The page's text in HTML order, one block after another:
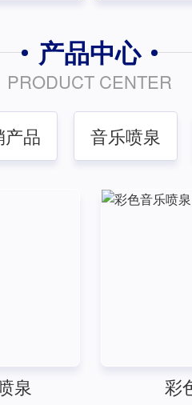
产品中心
PRODUCT CENTER
产品 音乐喷泉
泉 彩